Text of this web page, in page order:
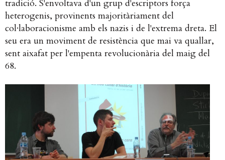
tradició. S'envoltava d'un grup d'escriptors força
heterogenis, provinents majoritàriament del
col·laboracionisme amb els nazis i de l'extrema dreta. El
seu era un moviment de resistència que mai va quallar,
sent aixafat per l'empenta revolucionària del maig del
68.